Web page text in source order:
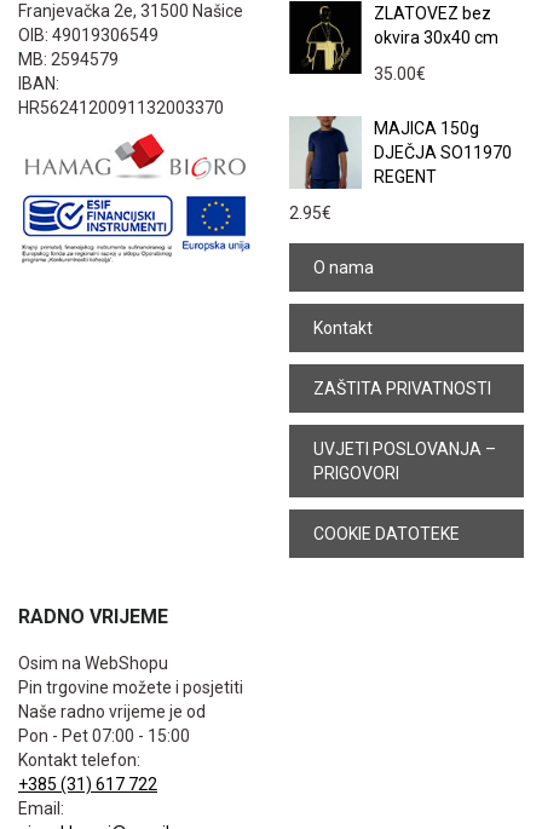
Franjevačka 2e, 31500 Našice
OIB: 49019306549
MB: 2594579
IBAN:
HR5624120091132003370
ZLATOVEZ bez
okvira 30x40 cm
35.00€
MAJICA 150g
DJEČJA SO11970
REGENT
2.95€
O nama
Kontakt
ZAŠTITA PRIVATNOSTI
UVJETI POSLOVANJA –
PRIGOVORI
COOKIE DATOTEKE
RADNO VRIJEME
Osim na WebShopu
Pin trgovine možete i posjetiti
Naše radno vrijeme je od
Pon - Pet 07:00 - 15:00
Kontakt telefon:
+385 (31) 617 722
Email: